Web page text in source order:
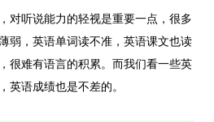
听说能力的轻视是重要一点，很多
弱，英语单词读不准，英语课文也读
很难有语言的积累。而我们看一些英
英语成绩也是不差的。